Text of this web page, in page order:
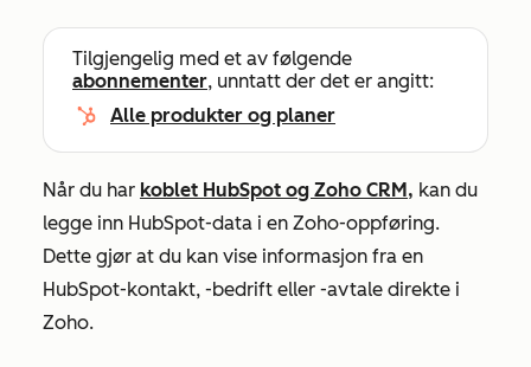
Tilgjengelig med et av følgende
abonnementer, unntatt der det er angitt:
Alle produkter og planer
Når du har koblet HubSpot og Zoho CRM, kan du
legge inn HubSpot-data i en Zoho-oppføring.
Dette gjør at du kan vise informasjon fra en
HubSpot-kontakt, -bedrift eller -avtale direkte i
Zoho.